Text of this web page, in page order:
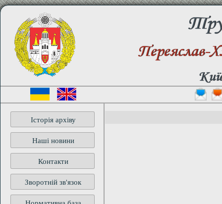
Переяслав-
Історія архіву
Наші новини
Контакти
Зворотній зв'язок